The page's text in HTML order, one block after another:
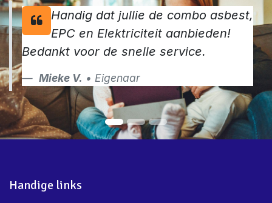
Handig dat jullie de combo asbest,
EPC en Elektriciteit aanbieden!
Bedankt voor de snelle service.
Mieke V. • Eigenaar
Handige links